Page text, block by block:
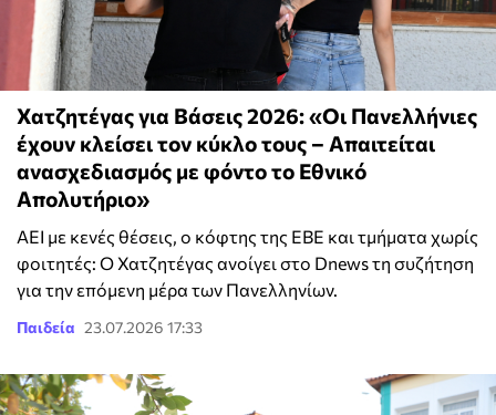
Χατζητέγας για Βάσεις 2026: «Οι Πανελλήνιες
έχουν κλείσει τον κύκλο τους – Απαιτείται
ανασχεδιασμός με φόντο το Εθνικό
Απολυτήριο»
ΑΕΙ με κενές θέσεις, ο κόφτης της ΕΒΕ και τμήματα χωρίς
φοιτητές: Ο Χατζητέγας ανοίγει στο Dnews τη συζήτηση
για την επόμενη μέρα των Πανελληνίων.
Παιδεία 23.07.2026 17:33